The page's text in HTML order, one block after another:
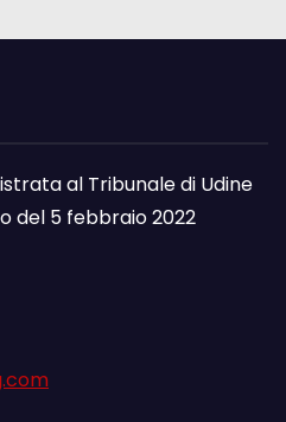
al Tribunale di Udine
del 5 febbraio 2022